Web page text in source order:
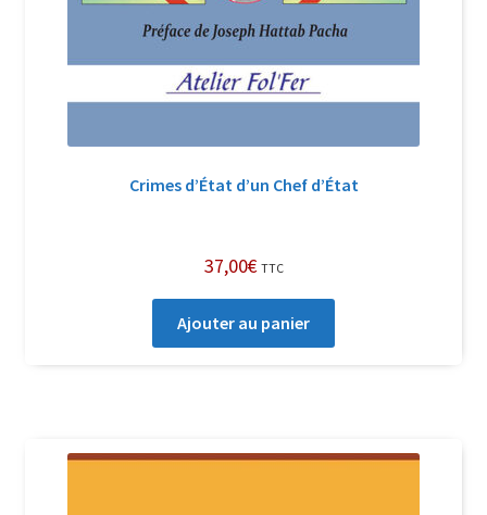
Crimes d’État d’un Chef d’État
37,00€ TTC
Ajouter au panier